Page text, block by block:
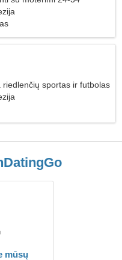
riedlenčių sportas ir futbolas
mūsų